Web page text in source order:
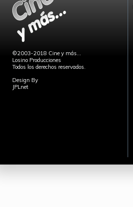
©2003-2018 Cine y más...
Losino Producciones
Todos los derechos reservados.
Design By
JPLnet